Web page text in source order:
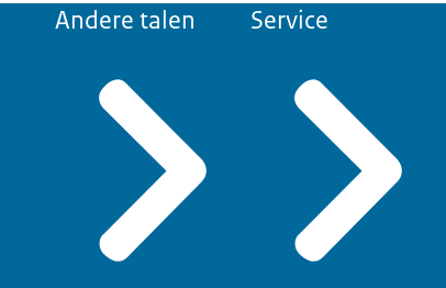
Andere talen Service